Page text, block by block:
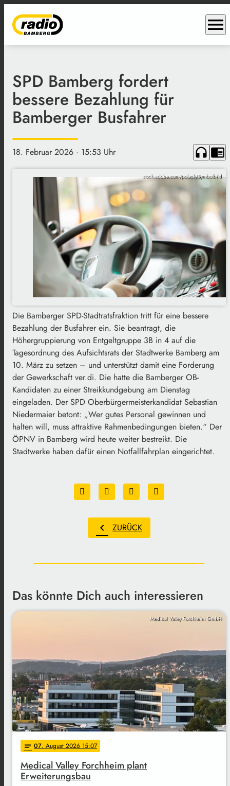
menu
SPD Bamberg fordert
bessere Bezahlung für
Bamberger Busfahrer
18. Februar 2026 · 15:53 Uhr headphones chrome_reader_mode
stock.adobe.com/polack/Symbolbild
Die Bamberger SPD-Stadtratsfraktion tritt für eine bessere
Bezahlung der Busfahrer ein. Sie beantragt, die
Höhergruppierung von Entgeltgruppe 3B in 4 auf die
Tagesordnung des Aufsichtsrats der Stadtwerke Bamberg am
10. März zu setzen – und unterstützt damit eine Forderung
der Gewerkschaft ver.di. Die hatte die Bamberger OB-
Kandidaten zu einer Streikkundgebung am Dienstag
eingeladen. Der SPD Oberbürgermeisterkandidat Sebastian
Niedermaier betont: „Wer gutes Personal gewinnen und
halten will, muss attraktive Rahmenbedingungen bieten.“ Der
ÖPNV in Bamberg wird heute weiter bestreikt. Die
Stadtwerke haben dafür einen Notfallfahrplan eingerichtet.
chevron_left ZURÜCK
Das könnte Dich auch interessieren
Medical Valley Forchheim GmbH
notes 07. August 2026 15:07
Medical Valley Forchheim plant
Erweiterungsbau